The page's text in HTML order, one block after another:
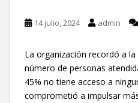
14 julio, 2024 admin
La organización recordó a
número de personas
45% no tiene acceso a
comprometió a impulsar